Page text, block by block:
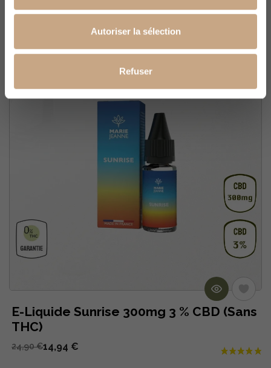
Autoriser la sélection
Refuser
14,94 €
24,90 €
E-Liquide Sunrise 300mg 3 % CBD (Sans
THC)
14,94 €
24,90 €
Rupture De Stock